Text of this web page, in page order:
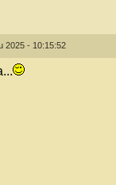
2025 - 10:15:52